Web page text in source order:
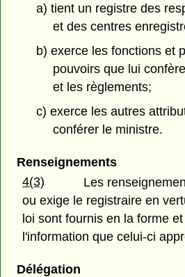
a) tient un registre des
et des centres
b) exerce les fonctions et
pouvoirs que lui
et les règlements;
c) exerce les autres
conférer le ministre.
Renseignements
4(3)
Les
ou exige le registraire en
loi sont fournis en la forme
l'information que celui-ci
Délégation